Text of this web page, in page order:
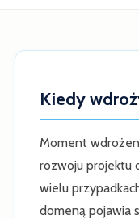
Kiedy
Moment
rozwoju projektu
wielu
domeną pojawia